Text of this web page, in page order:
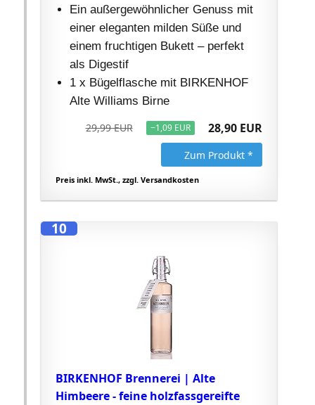
Ein außergewöhnlicher Genuss mit
einer eleganten milden Süße und
einem fruchtigen Bukett – perfekt
als Digestif
1 x Bügelflasche mit BIRKENHOF
Alte Williams Birne
29,99 EUR −1,09 EUR 28,90 EUR
Zum Produkt *
Preis inkl. MwSt., zzgl. Versandkosten
10
BIRKENHOF Brennerei | Alte
Himbeere - feine holzfassgereifte